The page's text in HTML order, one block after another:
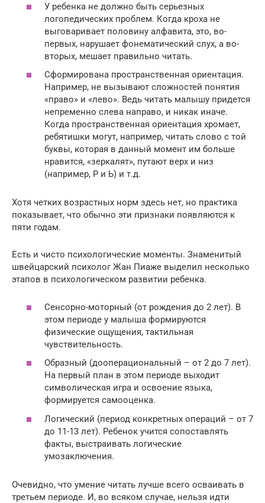
У ребенка не должно быть серьезных
логопедических проблем. Когда кроха не
выговаривает половину алфавита, это, во-
первых, нарушает фонематический слух, а во-
вторых, мешает правильно читать.
Сформирована пространственная ориентация.
Например, не вызывают сложностей понятия
«право» и «лево». Ведь читать малышу придется
непременно слева направо, и никак иначе.
Когда пространственная ориентация хромает,
ребятишки могут, например, читать слово с той
буквы, которая в данный момент им больше
нравится, «зеркалят», путают верх и низ
(например, Р и Ь) и т.д.
Хотя четких возрастных норм здесь нет, но практика
показывает, что обычно эти признаки появляются к
пяти годам.
Есть и чисто психологические моменты. Знаменитый
швейцарский психолог Жан Пиаже выделил несколько
этапов в психологическом развитии ребенка.
Сенсорно-моторный (от рождения до 2 лет). В
этом периоде у малыша формируются
физические ощущения, тактильная
чувствительность.
Образный (дооперациональный – от 2 до 7 лет).
На первый план в этом периоде выходит
символическая игра и освоение языка,
формируется самооценка.
Логический (период конкретных операций – от 7
до 11-13 лет). Ребенок учится сопоставлять
факты, выстраивать логические
умозаключения.
Очевидно, что умение читать лучше всего осваивать в
третьем периоде. И, во всяком случае, нельзя идти